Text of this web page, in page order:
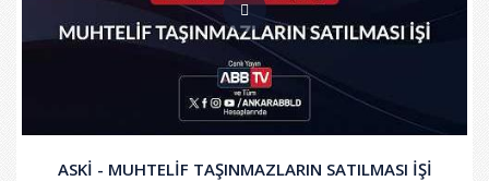
ASKİ - MUHTELİF TAŞINMAZLARIN SATILMASI İŞİ